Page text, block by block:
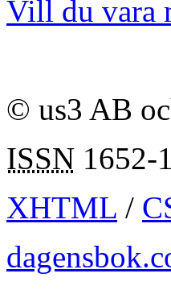
Vill du vara
© us3 AB
ISSN 1652-
XHTML /